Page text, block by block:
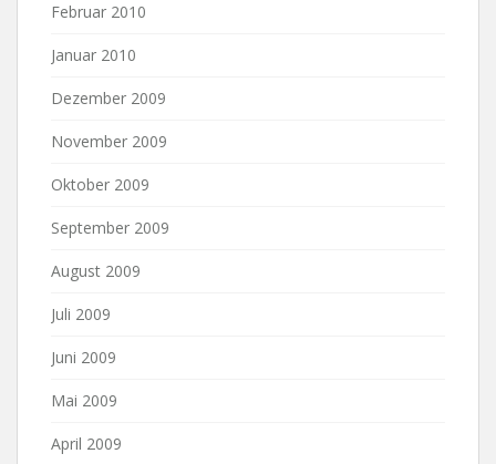
Februar 2010
Januar 2010
Dezember 2009
November 2009
Oktober 2009
September 2009
August 2009
Juli 2009
Juni 2009
Mai 2009
April 2009